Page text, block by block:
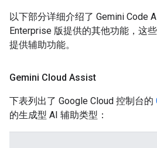
以下部分详细介绍了 Gemini Code
Enterprise 版提供的其他功能，这
提供辅助功能。
Gemini Cloud Assist
下表列出了 Google Cloud 控制台的
的生成型 AI 辅助类型：